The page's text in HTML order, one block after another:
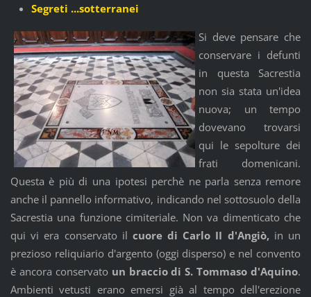
Segreti ...sotterranei
Si deve pensare che
conservare i defunti
in questa Sacrestia
non sia stata un'idea
nuova; un tempo
dovevano trovarsi
qui le sepolture dei
frati domenicani.
Questa è più di una ipotesi perchè ne parla senza remore
anche il pannello informativo, indicando nel sottosuolo della
Sacrestia una funzione cimiteriale. Non va dimenticato che
qui vi era conservato il cuore di Carlo II d'Angiò,in un
prezioso reliquiario d'argento (oggi disperso) e nel convento
è ancora conservato un braccio di S. Tommaso d'Aquino.
Ambienti vetusti erano emersi già al tempo dell'erezione